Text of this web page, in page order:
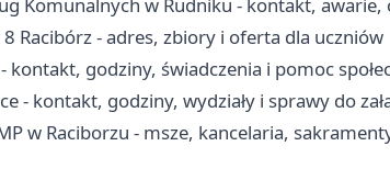
Komunalnych w Rudniku - kontakt, awarie,
Racibórz - adres, zbiory i oferta dla uczniów
kontakt, godziny, świadczenia i pomoc
- kontakt, godziny, wydziały i sprawy do
w Raciborzu - msze, kancelaria,